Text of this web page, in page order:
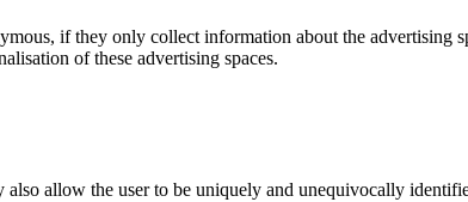
if they only collect information about the advertising
of these advertising spaces.
allow the user to be uniquely and unequivocally